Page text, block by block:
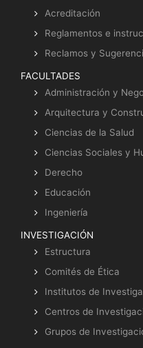
Acreditación
Reglamentos e
Reclamos y
FACULTADES
Administración y
Arquitectura y
Ciencias de la Salud
Ciencias Sociales y
Derecho
Educación
Ingeniería
INVESTIGACIÓN
Estructura
Comités de Ética
Institutos de
Centros de
Grupos de